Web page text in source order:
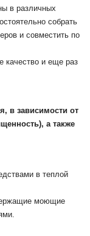
в различных
собрать
и совместить по
качество и еще раз
в зависимости от
а также
в теплой
моющие